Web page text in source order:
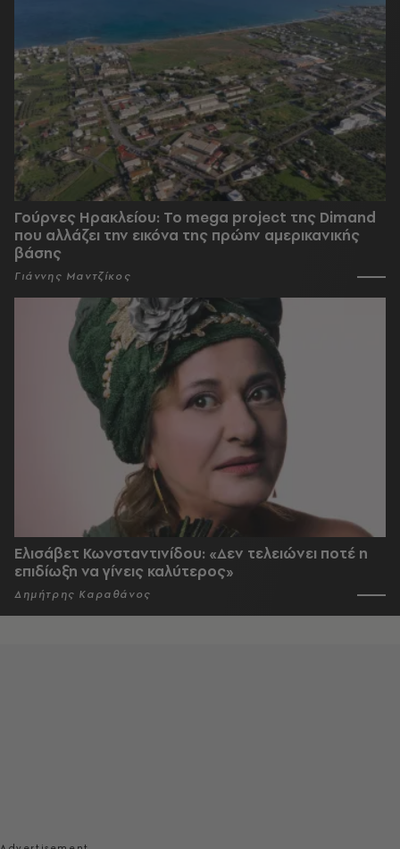
Γούρνες Ηρακλείου: To mega project της Dimand
που αλλάζει την εικόνα της πρώην αμερικανικής
βάσης
Γιάννης Μαντζίκος
Ελισάβετ Κωνσταντινίδου: «Δεν τελειώνει ποτέ η
επιδίωξη να γίνεις καλύτερος»
Δημήτρης Καραθάνος